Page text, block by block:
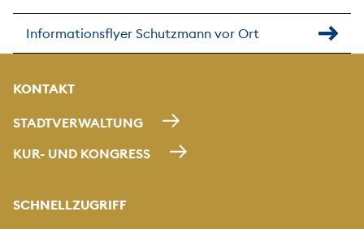
Informationsflyer Schutzmann vor Ort
KONTAKT
STADTVERWALTUNG
KUR- UND KONGRESS
SCHNELLZUGRIFF